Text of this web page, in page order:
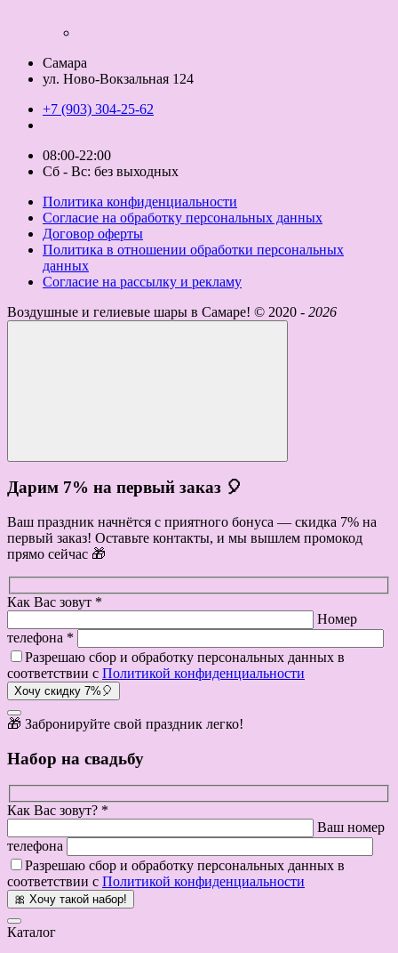
Самара
ул. Ново-Вокзальная 124
+7 (903) 304-25-62
08:00-22:00
Сб - Вс: без выходных
Политика конфиденциальности
Согласие на обработку персональных данных
Договор оферты
Политика в отношении обработки персональных
данных
Согласие на рассылку и рекламу
Воздушные и гелиевые шары в Самаре! © 2020 - 2026
Дарим 7% на первый заказ 🎈
Ваш праздник начнётся с приятного бонуса — скидка 7% на
первый заказ! Оставьте контакты, и мы вышлем промокод
прямо сейчас 🎁
Как Вас зовут *
Номер
телефона *
Разрешаю сбор и обработку персональных данных в
соответствии с Политикой конфиденциальности
Хочу скидку 7%🎈
🎁 Забронируйте свой праздник легко!
Набор на свадьбу
Как Вас зовут? *
Ваш номер
телефона
Разрешаю сбор и обработку персональных данных в
соответствии с Политикой конфиденциальности
🎀 Хочу такой набор!
Каталог